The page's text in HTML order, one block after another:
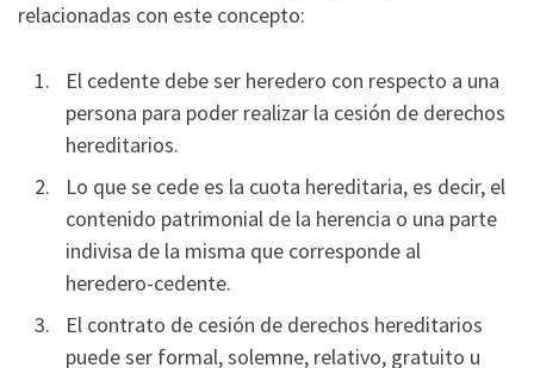
relacionadas con este concepto:
El cedente debe ser heredero con respecto a una
persona para poder realizar la cesión de derechos
hereditarios.
Lo que se cede es la cuota hereditaria, es decir, el
contenido patrimonial de la herencia o una parte
indivisa de la misma que corresponde al
heredero-cedente.
El contrato de cesión de derechos hereditarios
puede ser formal, solemne, relativo, gratuito u